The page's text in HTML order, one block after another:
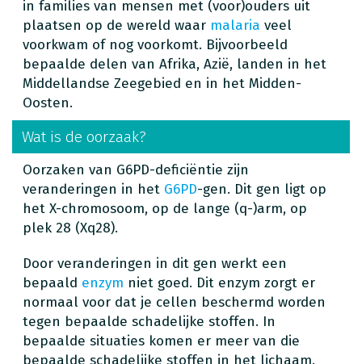
in families van mensen met (voor)ouders uit
plaatsen op de wereld waar malaria veel
voorkwam of nog voorkomt. Bijvoorbeeld
bepaalde delen van Afrika, Azië, landen in het
Middellandse Zeegebied en in het Midden-
Oosten.
Wat is de oorzaak?
Oorzaken van G6PD-deficiëntie zijn
veranderingen in het G6PD-gen. Dit gen ligt op
het X-chromosoom, op de lange (q-)arm, op
plek 28 (Xq28).
Door veranderingen in dit gen werkt een
bepaald enzym niet goed. Dit enzym zorgt er
normaal voor dat je cellen beschermd worden
tegen bepaalde schadelijke stoffen. In
bepaalde situaties komen er meer van die
bepaalde schadelijke stoffen in het lichaam.